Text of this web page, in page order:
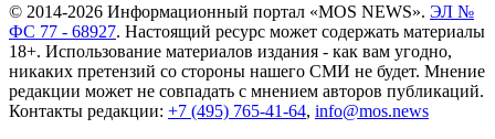
© 2014-2026 Информационный портал «MOS NEWS». ЭЛ №
ФС 77 - 68927. Настоящий ресурс может содержать материалы
18+. Использование материалов издания - как вам угодно,
никаких претензий со стороны нашего СМИ не будет. Мнение
редакции может не совпадать с мнением авторов публикаций.
Контакты редакции: +7 (495) 765-41-64, info@mos.news